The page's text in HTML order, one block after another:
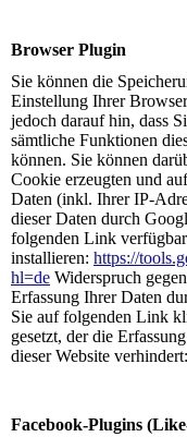
Browser Plugin
Sie können die
Einstellung Ihrer
jedoch darauf hin, dass
sämtliche Funktionen
können. Sie können
Cookie erzeugten und
Daten (inkl. Ihrer IP-
dieser Daten durch
folgenden Link
installieren: https://
hl=de Widerspruch
Erfassung Ihrer Daten
Sie auf folgenden Link
gesetzt, der die
dieser Website
Facebook-Plugins